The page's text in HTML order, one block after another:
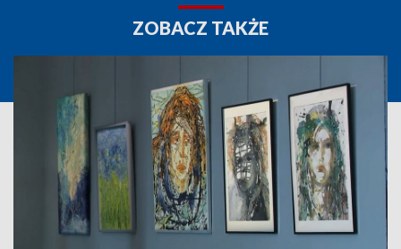
ZOBACZ TAKŻE